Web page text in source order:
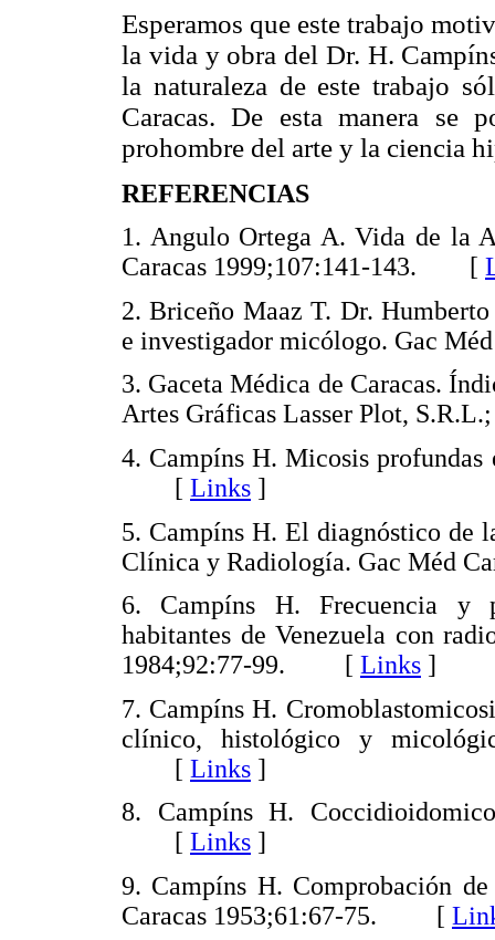
Esperamos que este trabajo
la vida y obra del Dr. H.
la naturaleza de este trabajo
Caracas. De esta manera se
prohombre del arte y la ciencia
REFERENCIAS
1. Angulo Ortega A. Vida de la
Caracas 1999;107:141-143. [
2. Briceño Maaz T. Dr.
e investigador micólogo. Gac
3. Gaceta Médica de Caracas.
Artes Gráficas Lasser Plot,
4. Campíns H. Micosis profundas
[ Links ]
5. Campíns H. El diagnóstico de
Clínica y Radiología. Gac Méd
6. Campíns H. Frecuencia y
habitantes de Venezuela con
1984;92:77-99. [ Links ]
7. Campíns H.
clínico, histológico y
[ Links ]
8. Campíns H.
[ Links ]
9. Campíns H. Comprobación
Caracas 1953;61:67-75. [